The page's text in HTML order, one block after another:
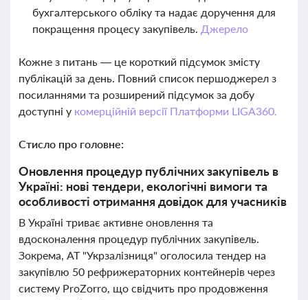
бухгалтерського обліку та надає доручення для
покращення процесу закупівель. Джерело
Кожне з питань — це короткий підсумок змісту
публікацій за день. Повний список першоджерел з
посиланнями та розширений підсумок за добу
доступні у комерційній версії Платформи LIGA360.
Стисло про головне:
Оновлення процедур публічних закупівель в
Україні: нові тендери, екологічні вимоги та
особливості отримання довідок для учасників
В Україні триває активне оновлення та
вдосконалення процедур публічних закупівель.
Зокрема, АТ "Укрзалізниця" оголосила тендер на
закупівлю 50 рефрижераторних контейнерів через
систему ProZorro, що свідчить про продовження